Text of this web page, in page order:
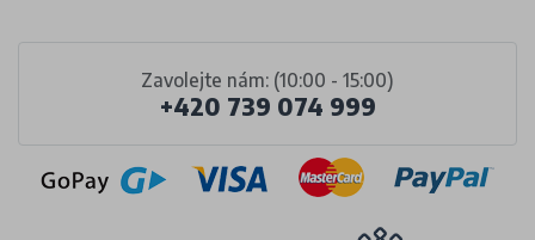
Zavolejte nám: (10:00 - 15:00)
+420 739 074 999